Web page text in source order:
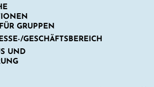
GRUPPEN
GESCHÄFTSBEREICH
UND